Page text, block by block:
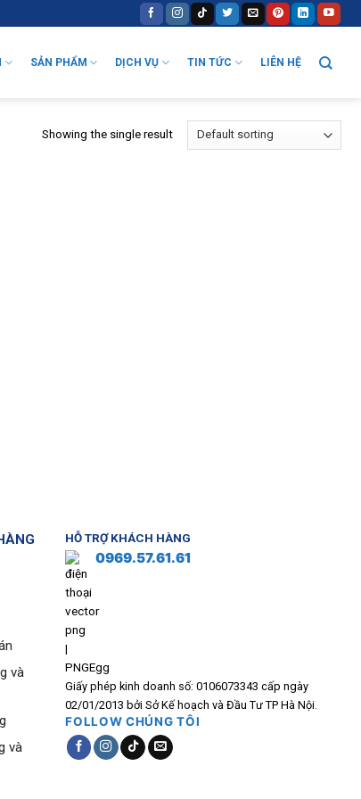
SẢN PHẨM DỊCH VỤ TIN TỨC LIÊN HỆ
Showing the single result
và
và
HỖ TRỢ KHÁCH HÀNG
0969.57.61.61
Giấy phép kinh doanh số: 0106073343 cấp ngày
02/01/2013 bởi Sở Kế hoạch và Đầu Tư TP Hà Nội.
FOLLOW CHÚNG TÔI